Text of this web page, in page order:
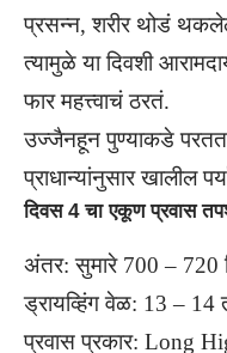
प्रसन्न, शरीर थोडं
त्यामुळे या दिवशी
फार महत्त्वाचं ठरतं.
उज्जैनहून पुण्याकडे
प्राधान्यांनुसार खालील
दिवस 4 चा एकूण प्रवास
अंतर: सुमारे 700 – 720
ड्रायव्हिंग वेळ: 13 –
प्रवास प्रकार: Long